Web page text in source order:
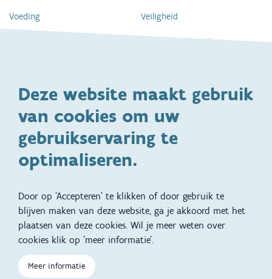
Deze website maakt gebruik
van cookies om uw
gebruikservaring te
optimaliseren.
Door op 'Accepteren' te klikken of door gebruik te
blijven maken van deze website, ga je akkoord met het
plaatsen van deze cookies. Wil je meer weten over
cookies klik op 'meer informatie'.
Meer informatie
Voeding
Ontwikkeling en gedrag
Specifieke
ondersteuningsbehoefte
Zwangerschap en geboorte
Slapen
Veiligheid
Dagelijkse verzorging
Gezinsleven
Adoptie
Kinderwens
Voet
Kind en Gezin diensten
Aanbod tijdens de
zwangerschap
Vertalingen